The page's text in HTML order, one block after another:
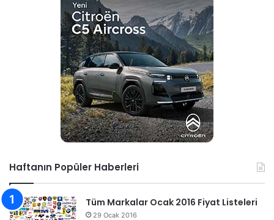
Haftanın Popüler Haberleri
Tüm Markalar Ocak 2016 Fiyat Listeleri
29 Ocak 2016